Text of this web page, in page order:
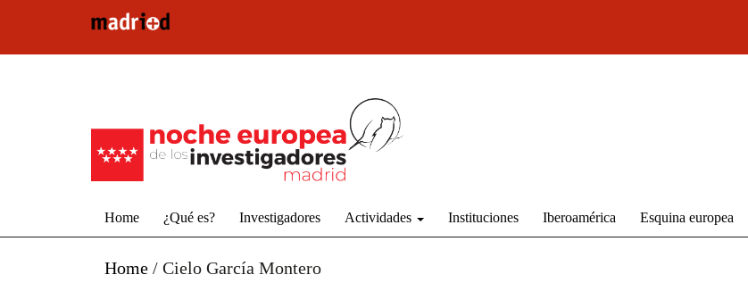
Home ¿Qué es? Investigadores Actividades Instituciones Iberoamérica Esquina europea
Home / Cielo García Montero